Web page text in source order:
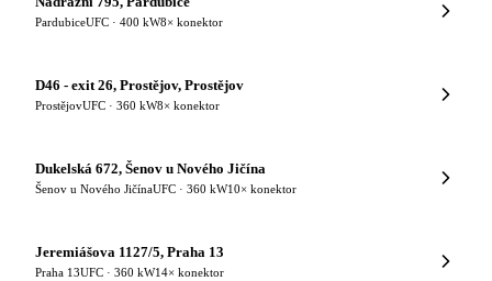
PardubiceUFC · 400 kW8× konektor
D46 - exit 26, Prostějov, Prostějov
ProstějovUFC · 360 kW8× konektor
Dukelská 672, Šenov u Nového Jičína
Šenov u Nového JičínaUFC · 360 kW10× konektor
Jeremiášova 1127/5, Praha 13
Praha 13UFC · 360 kW14× konektor